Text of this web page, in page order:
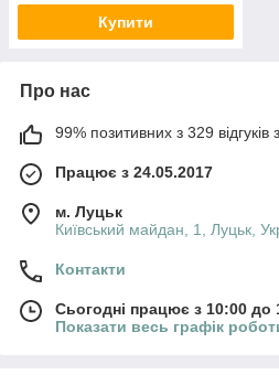
Купити
Про нас
99% позитивних з 329 відгуків
Працює з 24.05.2017
м. Луцьк
Київський майдан, 1, Луцьк,
Контакти
Сьогодні працює з 10:00 до
Показати весь графік